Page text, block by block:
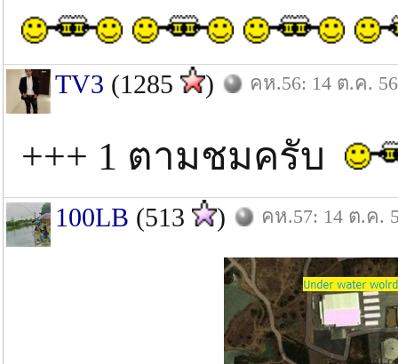
TV3 (1285 ) คห.56: 14 ต.ค. 56
+++ 1 ตามชมครับ
100LB (513 ) คห.57: 14 ต.ค.